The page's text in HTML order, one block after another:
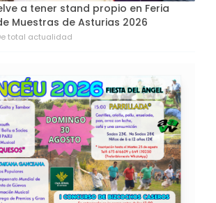
a tener stand propio en Feria
Muestras de Asturias 2026
total actualidad